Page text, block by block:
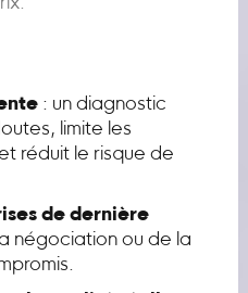
: un diagnostic
limite les
réduit le risque de
de dernière
négociation ou de la